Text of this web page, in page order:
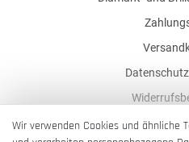
Wir verwenden Cookies und ähnliche